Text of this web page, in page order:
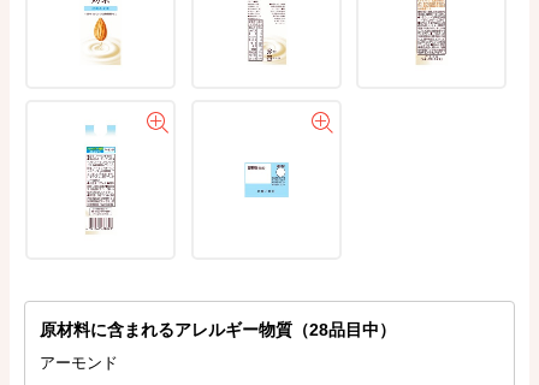
原材料に含まれるアレルギー物質（28品目中）
アーモンド